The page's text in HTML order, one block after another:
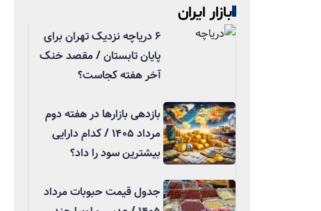
بازار ایران
۶ دریاچه نزدیک تهران برای
پایان تابستان / مقصد خنک
آخر هفته کجاست؟
بازدهی بازارها در هفته دوم
مرداد ۱۴۰۵ / کدام دارایی
بیشترین سود را داد؟
جدول قیمت حبوبات مرداد